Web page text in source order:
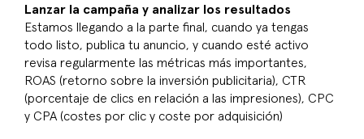
Lanzar la campaña y analizar los resultados
Estamos llegando a la parte final, cuando ya tengas
todo listo, publica tu anuncio, y cuando esté activo
revisa regularmente las métricas más importantes,
ROAS (retorno sobre la inversión publicitaria), CTR
(porcentaje de clics en relación a las impresiones), CPC
y CPA (costes por clic y coste por adquisición)